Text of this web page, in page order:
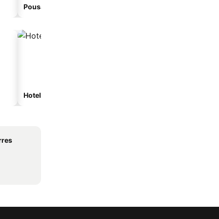
Pousada
Hoteles de playa